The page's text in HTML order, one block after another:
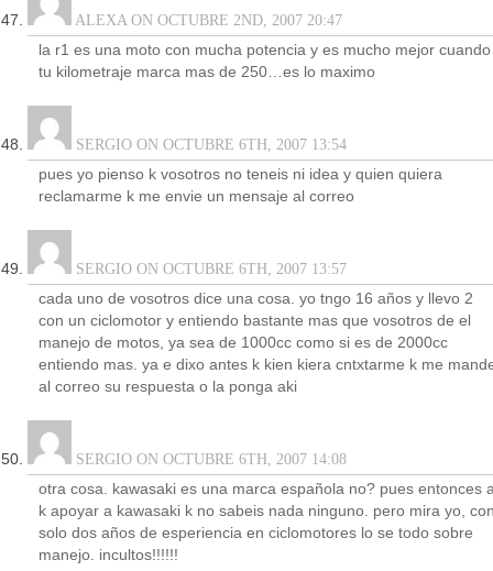
ALEXA ON OCTUBRE 2ND, 2007 20:47
la r1 es una moto con mucha potencia y es mucho mejor cuando
tu kilometraje marca mas de 250…es lo maximo
SERGIO ON OCTUBRE 6TH, 2007 13:54
pues yo pienso k vosotros no teneis ni idea y quien quiera
reclamarme k me envie un mensaje al correo
SERGIO ON OCTUBRE 6TH, 2007 13:57
cada uno de vosotros dice una cosa. yo tngo 16 años y llevo 2
con un ciclomotor y entiendo bastante mas que vosotros de el
manejo de motos, ya sea de 1000cc como si es de 2000cc
entiendo mas. ya e dixo antes k kien kiera cntxtarme k me
al correo su respuesta o la ponga aki
SERGIO ON OCTUBRE 6TH, 2007 14:08
otra cosa. kawasaki es una marca española no? pues entonces
k apoyar a kawasaki k no sabeis nada ninguno. pero mira yo,
solo dos años de esperiencia en ciclomotores lo se todo sobre
manejo. incultos!!!!!!